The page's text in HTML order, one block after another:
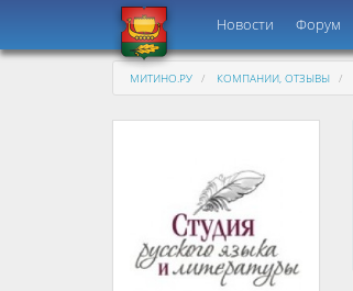
Новости Форум
МИТИНО.РУ КОМПАНИИ, ОТЗЫВЫ